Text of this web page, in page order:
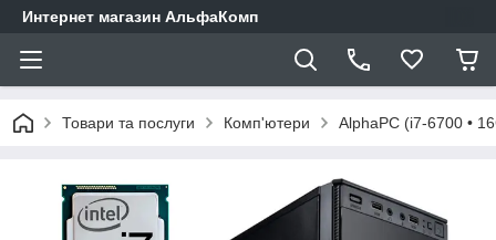
Интернет магазин АльфаКомп
Товари та послуги Комп'ютери AlphaPC (i7-6700 •